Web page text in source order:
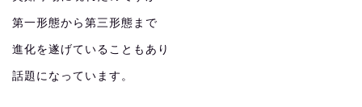
第一形態から第三形態まで
進化を遂げていることもあり
話題になっています。